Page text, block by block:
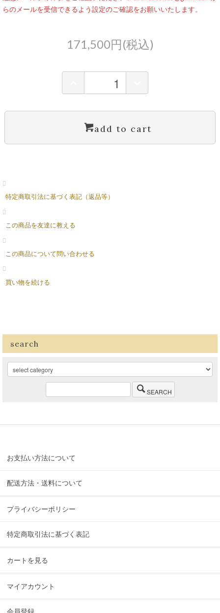
らのメールを受信できるよう設定のご確認をお願いいたします。
171,500円(税込)
add to cart
特定商取引法に基づく表記（返品等）
この商品を友達に教える
この商品について問い合わせる
買い物を続ける
search
SEARCH
お支払い方法について
配送方法・送料について
プライバシーポリシー
特定商取引法に基づく表記
カートを見る
マイアカウント